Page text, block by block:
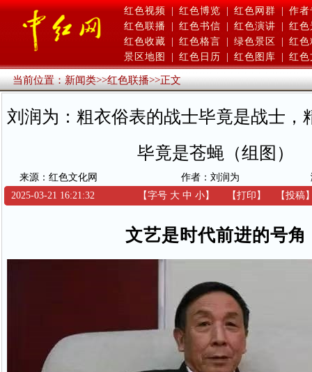
红色视频 | 红色博览 | 红色网群 | 作者
红色联播
红色书信 红色演讲
红色
红色收藏
红色格言 绿色景区
红色
景区地图
红色日历 红色图库 红色
当前位置：新闻类>>红色联播>>正文
刘润为：粗衣俗表的战士毕竟是战士，
毕竟是苍蝇（组图）
来源：红色文化网 作者：刘润为
2025-03-21 16:21:32
【字号 大 中 小】 【打印 】 【投稿
文艺是时代前进的号角